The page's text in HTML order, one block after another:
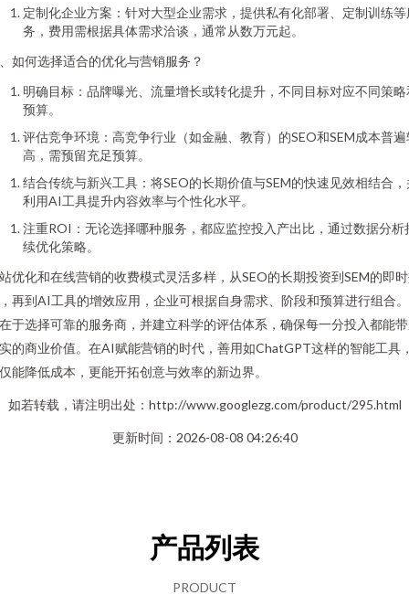
定制化企业方案：针对大型企业需求，提供私有化部署、定制训练等
务，费用需根据具体需求洽谈，通常从数万元起。
如何选择适合的优化与营销服务？
明确目标：品牌曝光、流量增长或转化提升，不同目标对应不同策略
预算。
评估竞争环境：高竞争行业（如金融、教育）的SEO和SEM成本普遍
高，需预留充足预算。
结合传统与新兴工具：将SEO的长期价值与SEM的快速见效相结合，
利用AI工具提升内容效率与个性化水平。
注重ROI：无论选择哪种服务，都应监控投入产出比，通过数据分析
续优化策略。
优化和在线营销的收费模式灵活多样，从SEO的长期投资到SEM的即
再到AI工具的增效应用，企业可根据自身需求、阶段和预算进行组合
于选择可靠的服务商，并建立科学的评估体系，确保每一分投入都能
的商业价值。在AI赋能营销的时代，善用如ChatGPT这样的智能工具
能降低成本，更能开拓创意与效率的新边界。
如若转载，请注明出处：http://www.googlezg.com/product/295.html
更新时间：2026-08-08 04:26:40
产品列表
PRODUCT